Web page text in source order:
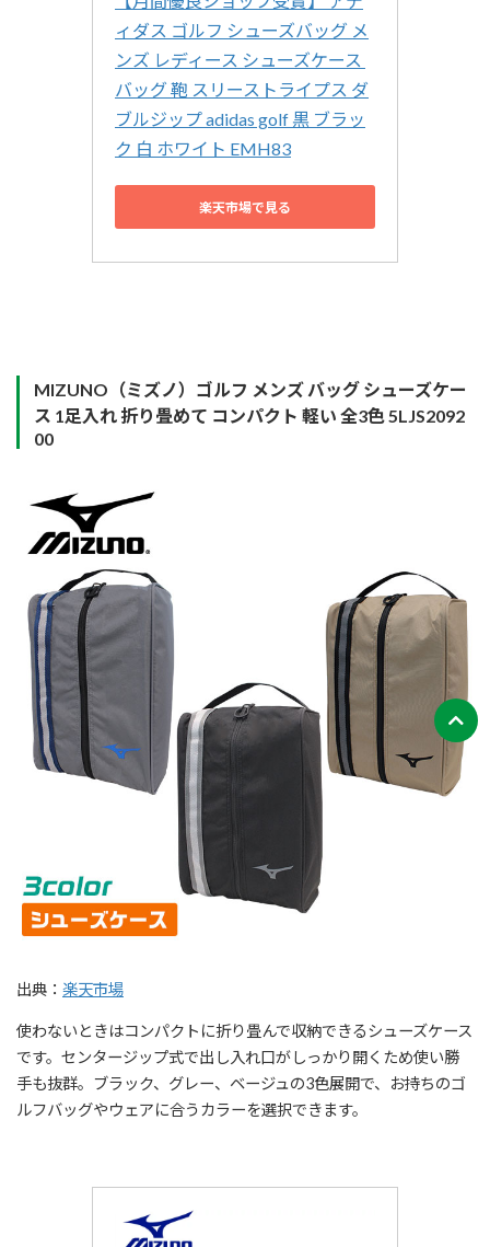
ィダス ゴルフ シューズバッグ メ
ンズ レディース シューズケース
バッグ 鞄 スリーストライプス ダ
ブルジップ adidas golf 黒 ブラッ
ク 白 ホワイト EMH83
楽天市場で見る
MIZUNO（ミズノ）ゴルフ メンズ バッグ シューズケー
ス 1足入れ 折り畳めて コンパクト 軽い 全3色 5LJS2092
00
出典： 楽天市場
使わないときはコンパクトに折り畳んで収納できるシューズケース
です。センタージップ式で出し入れ口がしっかり開くため使い勝
手も抜群。ブラック、グレー、ベージュの3色展開で、お持ちのゴ
ルフバッグやウェアに合うカラーを選択できます。